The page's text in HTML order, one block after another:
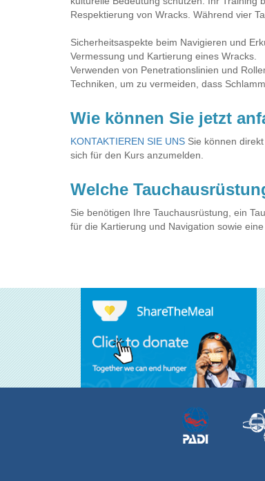
Respektierung von Wracks. Während vier
Sicherheitsaspekte beim Navigieren und
Vermessung und Kartierung eines Wracks.
Verwenden von Penetrationslinien und
Techniken, um zu vermeiden, dass
Wie können Sie jetzt
KONTAKTIEREN SIE UNS Sie können
sich für den Kurs anzumelden.
Welche
Sie benötigen Ihre Tauchausrüstung, ein
für die Kartierung und Navigation sowie